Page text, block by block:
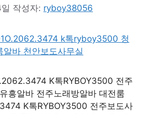
작성자: ryboy38056
K톡RYBOY3500 전주
흥알바 전주노래방알바 대전룸
K톡RYBOY3500 전주보도사